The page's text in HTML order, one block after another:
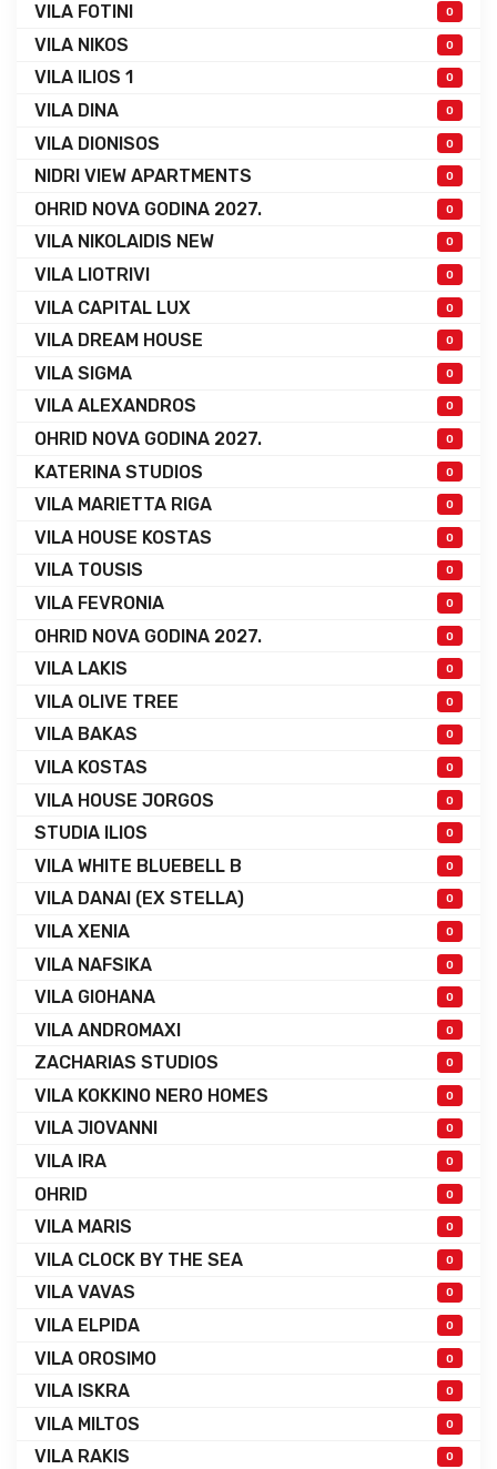
VILA FOTINI 0
VILA NIKOS 0
VILA ILIOS 1 0
VILA DINA 0
VILA DIONISOS 0
NIDRI VIEW APARTMENTS 0
OHRID NOVA GODINA 2027. 0
VILA NIKOLAIDIS NEW 0
VILA LIOTRIVI 0
VILA CAPITAL LUX 0
VILA DREAM HOUSE 0
VILA SIGMA 0
VILA ALEXANDROS 0
OHRID NOVA GODINA 2027. 0
KATERINA STUDIOS 0
VILA MARIETTA RIGA 0
VILA HOUSE KOSTAS 0
VILA TOUSIS 0
VILA FEVRONIA 0
OHRID NOVA GODINA 2027. 0
VILA LAKIS 0
VILA OLIVE TREE 0
VILA BAKAS 0
VILA KOSTAS 0
VILA HOUSE JORGOS 0
STUDIA ILIOS 0
VILA WHITE BLUEBELL B 0
VILA DANAI (EX STELLA) 0
VILA XENIA 0
VILA NAFSIKA 0
VILA GIOHANA 0
VILA ANDROMAXI 0
ZACHARIAS STUDIOS 0
VILA KOKKINO NERO HOMES 0
VILA JIOVANNI 0
VILA IRA 0
OHRID 0
VILA MARIS 0
VILA CLOCK BY THE SEA 0
VILA VAVAS 0
VILA ELPIDA 0
VILA OROSIMO 0
VILA ISKRA 0
VILA MILTOS 0
VILA RAKIS 0